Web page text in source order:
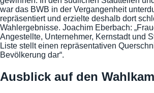
war das BWB in der Vergangenheit
repräsentiert und erzielte deshalb dort
Wahlergebnisse. Joachim Eberbach:
Angestellte, Unternehmer, Kernstadt und
Liste stellt einen repräsentativen
Bevölkerung dar“.
Ausblick auf den